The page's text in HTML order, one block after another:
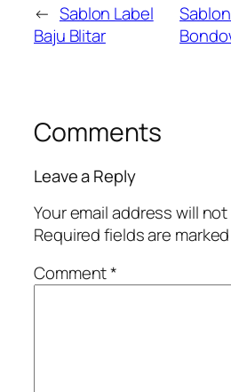
← Sablon Label
Baju Blitar
Comments
Leave a Reply
Your email address will
Required fields are
Comment*